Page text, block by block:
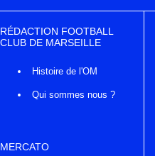
RÉDACTION FOOTBALL
CLUB DE MARSEILLE
Histoire de l'OM
Qui sommes nous ?
MERCATO